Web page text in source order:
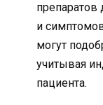
препаратов
и
могут
учитывая
пациента.